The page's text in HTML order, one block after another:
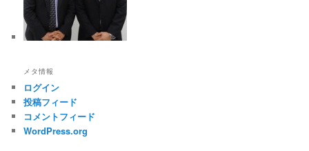
メタ情報
ログイン
投稿フィード
コメントフィード
WordPress.org